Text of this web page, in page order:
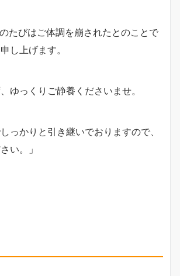
たびはご体調を崩されたとのことで
し上げます。
ゆっくりご静養くださいませ。
っかりと引き継いでおりますので、
い。」